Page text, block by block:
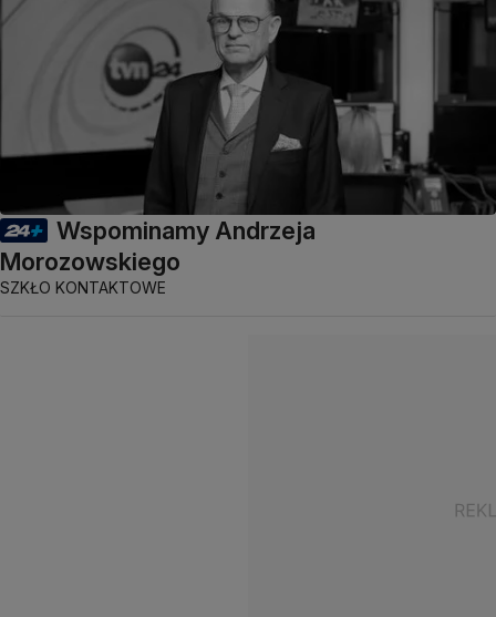
Wspominamy Andrzeja
Morozowskiego
SZKŁO KONTAKTOWE